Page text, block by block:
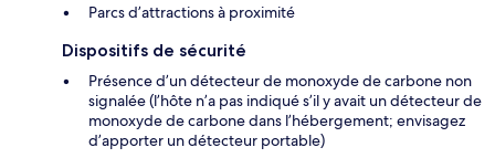
Parcs d’attractions à proximité
Dispositifs de sécurité
Présence d’un détecteur de monoxyde de carbone non
signalée (l’hôte n’a pas indiqué s’il y avait un détecteur de
monoxyde de carbone dans l’hébergement; envisagez
d’apporter un détecteur portable)